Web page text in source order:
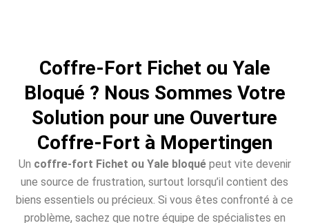
Coffre-Fort Fichet ou Yale
Bloqué ? Nous Sommes Votre
Solution pour une Ouverture
Coffre-Fort à Mopertingen
Un coffre-fort Fichet ou Yale bloquépeut vite devenir
une source de frustration, surtout lorsqu’il contient des
biens essentiels ou précieux. Si vous êtes confronté à ce
problème, sachez que notre équipe de spécialistes en